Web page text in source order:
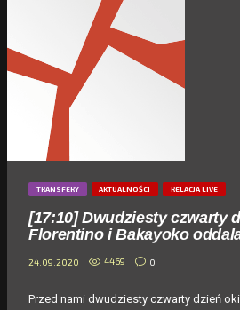
TRANSFERY AKTUALNOŚCI RELACJA LIVE
[17:10] Dwudziesty czwarty
Florentino i Bakayoko
24.09.2020 4469 0
Przed nami dwudziesty czwarty dzień